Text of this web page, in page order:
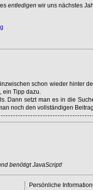
entledigen wir uns nächstes
schon wieder hinter
Tipp dazu.
Dann setzt man es in die
noch den vollständigen Beitrag.
benötigt JavaScript!
Persönliche